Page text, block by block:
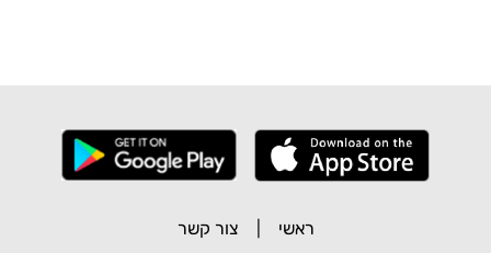
ראשי צור קשר